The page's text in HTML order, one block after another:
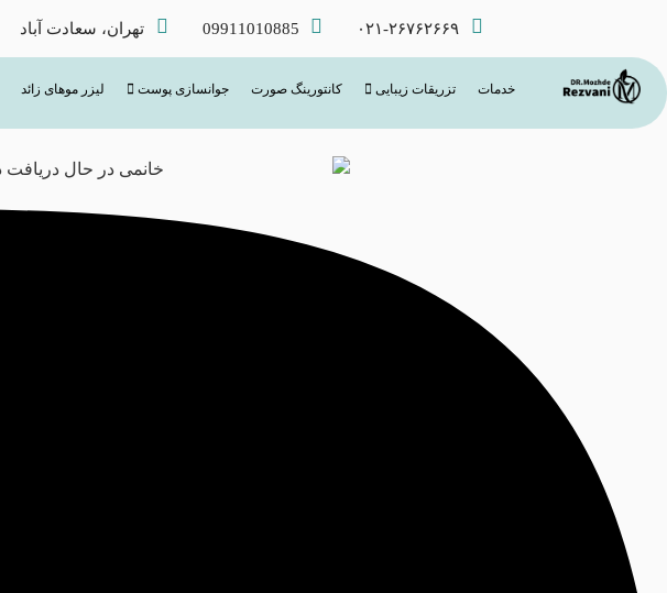
۰۲۱-۲۶۷۶۲۶۶۹ 09911010885 تهران، سعادت آباد
خدمات تزریقات زیبایی کانتورینگ صورت جوانسازی پوست لیزر موهای زائد